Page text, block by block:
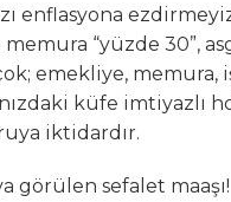
enflasyona
“yüzde 30”,
emekliye,
küfe
iktidardır.
görülen sefalet maaşı!